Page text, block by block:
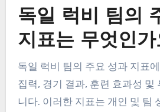
독일 럭비 팀의
지표는 무엇인가
독일 럭비 팀의 주요 성과 지표
집력, 경기 결과, 훈련 효과성 및
니다. 이러한 지표는 개인 및 팀